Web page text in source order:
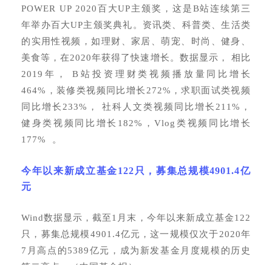
POWER UP 2020百大UP主颁奖，这是B站连续第三
年举办百大UP主颁奖典礼。资讯类、科普类、生活类
的实用性视频，如理财、家居、萌宠、时尚、健身、
美食等，在2020年获得了快速增长。数据显示， 相比
2019年， B站投资理财类视频播放量同比增长
464%，装修类视频同比增长272%，求职面试类视频
同比增长233%， 社科人文类视频同比增长211%，
健身类视频同比增长182%，Vlog类视频同比增长
177% 。
今年以来新成立基金122只，募集总规模4901.4亿
元
Wind数据显示，截至1月末，今年以来新成立基金122
只，募集总规模4901.4亿元，这一规模仅次于2020年
7月高点的5389亿元，成为新发基金月度规模的历史